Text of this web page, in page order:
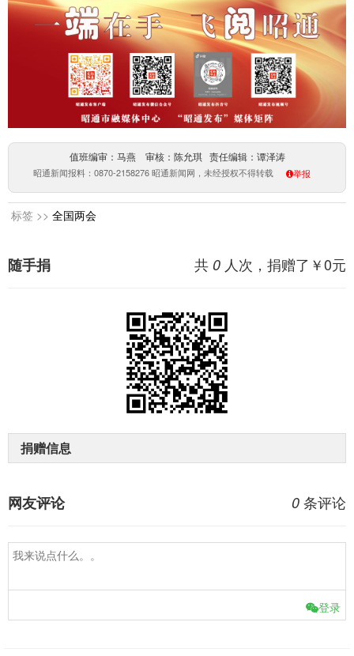
值班编审：马燕 审核：陈允琪 责任编辑：谭泽涛
昭通新闻报料：0870-2158276 昭通新闻网，未经授权不得转载 举报
标签 >> 全国两会
共 0 人次，捐赠了￥0元
随手捐
捐赠信息
0 条评论
网友评论
登录